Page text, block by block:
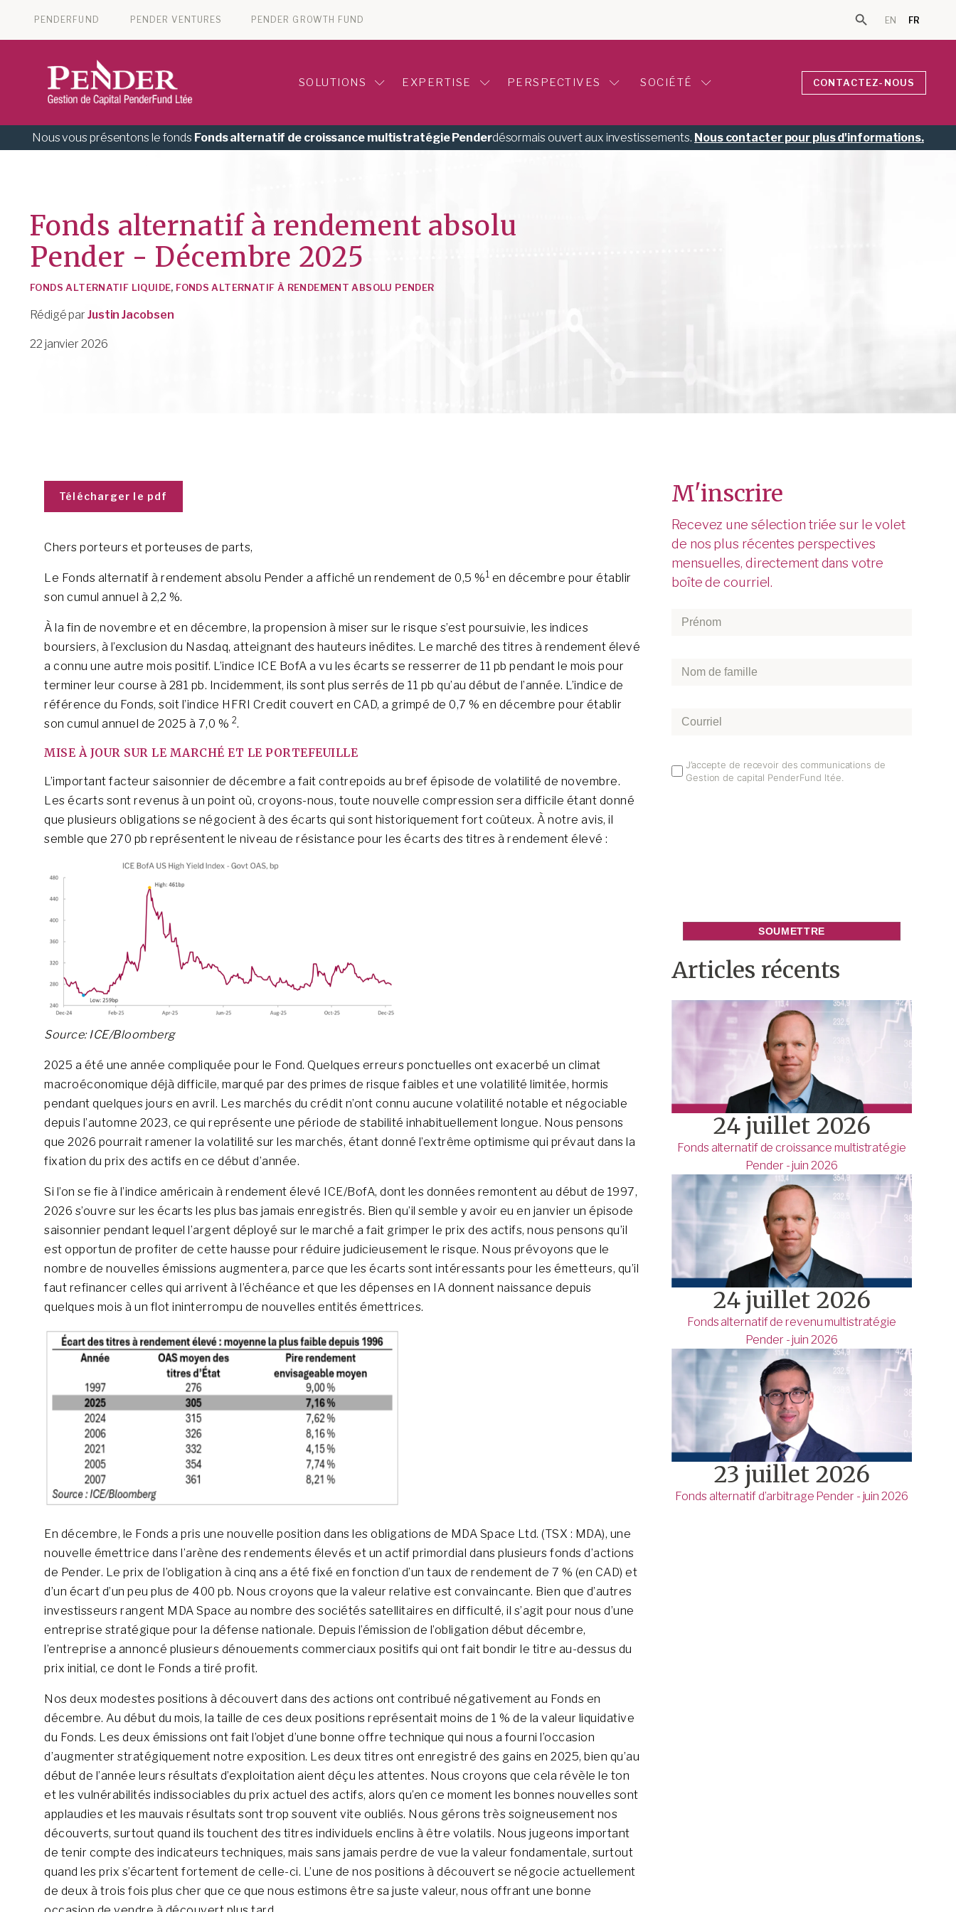
PENDERFUND PENDER VENTURES PENDER GROWTH FUND
Search for:
Search Button
EN FR
SOLUTIONS EXPERTISE PERSPECTIVES SOCIÉTÉ CONTACTEZ-NOUS
Nous vous présentons le fonds Fonds alternatif de croissance multistratégie Penderdésormais ouvert aux investissements. Nous contacter pour plus d'informations.
Fonds alternatif à rendement absolu
Pender - Décembre 2025
FONDS ALTERNATIF LIQUIDE, FONDS ALTERNATIF À RENDEMENT ABSOLU PENDER
Rédigé par Justin Jacobsen
22 janvier 2026
Télécharger le pdf
Chers porteurs et porteuses de parts,
Le Fonds alternatif à rendement absolu Pender a affiché un rendement de 0,5 %1 en décembre pour établir
son cumul annuel à 2,2 %.
À la fin de novembre et en décembre, la propension à miser sur le risque s’est poursuivie, les indices
boursiers, à l’exclusion du Nasdaq, atteignant des hauteurs inédites. Le marché des titres à rendement élevé
a connu une autre mois positif. L’indice ICE BofA a vu les écarts se resserrer de 11 pb pendant le mois pour
terminer leur course à 281 pb. Incidemment, ils sont plus serrés de 11 pb qu’au début de l’année. L’indice de
référence du Fonds, soit l’indice HFRI Credit couvert en CAD, a grimpé de 0,7 % en décembre pour établir
son cumul annuel de 2025 à 7,0 % 2.
MISE À JOUR SUR LE MARCHÉ ET LE PORTEFEUILLE
L’important facteur saisonnier de décembre a fait contrepoids au bref épisode de volatilité de novembre.
Les écarts sont revenus à un point où, croyons-nous, toute nouvelle compression sera difficile étant donné
que plusieurs obligations se négocient à des écarts qui sont historiquement fort coûteux. À notre avis, il
semble que 270 pb représentent le niveau de résistance pour les écarts des titres à rendement élevé :
Source: ICE/Bloomberg
2025 a été une année compliquée pour le Fond. Quelques erreurs ponctuelles ont exacerbé un climat
macroéconomique déjà difficile, marqué par des primes de risque faibles et une volatilité limitée, hormis
pendant quelques jours en avril. Les marchés du crédit n’ont connu aucune volatilité notable et négociable
depuis l’automne 2023, ce qui représente une période de stabilité inhabituellement longue. Nous pensons
que 2026 pourrait ramener la volatilité sur les marchés, étant donné l’extrême optimisme qui prévaut dans la
fixation du prix des actifs en ce début d’année.
Si l’on se fie à l’indice américain à rendement élevé ICE/BofA, dont les données remontent au début de 1997,
2026 s’ouvre sur les écarts les plus bas jamais enregistrés. Bien qu’il semble y avoir eu en janvier un épisode
saisonnier pendant lequel l’argent déployé sur le marché a fait grimper le prix des actifs, nous pensons qu’il
est opportun de profiter de cette hausse pour réduire judicieusement le risque. Nous prévoyons que le
nombre de nouvelles émissions augmentera, parce que les écarts sont intéressants pour les émetteurs, qu’il
faut refinancer celles qui arrivent à l’échéance et que les dépenses en IA donnent naissance depuis
quelques mois à un flot ininterrompu de nouvelles entités émettrices.
En décembre, le Fonds a pris une nouvelle position dans les obligations de MDA Space Ltd. (TSX : MDA), une
nouvelle émettrice dans l’arène des rendements élevés et un actif primordial dans plusieurs fonds d’actions
de Pender. Le prix de l’obligation à cinq ans a été fixé en fonction d’un taux de rendement de 7 % (en CAD) et
d’un écart d’un peu plus de 400 pb. Nous croyons que la valeur relative est convaincante. Bien que d’autres
investisseurs rangent MDA Space au nombre des sociétés satellitaires en difficulté, il s’agit pour nous d’une
entreprise stratégique pour la défense nationale. Depuis l’émission de l’obligation début décembre,
l’entreprise a annoncé plusieurs dénouements commerciaux positifs qui ont fait bondir le titre au-dessus du
prix initial, ce dont le Fonds a tiré profit.
Nos deux modestes positions à découvert dans des actions ont contribué négativement au Fonds en
décembre. Au début du mois, la taille de ces deux positions représentait moins de 1 % de la valeur liquidative
du Fonds. Les deux émissions ont fait l’objet d’une bonne offre technique qui nous a fourni l’occasion
d’augmenter stratégiquement notre exposition. Les deux titres ont enregistré des gains en 2025, bien qu’au
début de l’année leurs résultats d’exploitation aient déçu les attentes. Nous croyons que cela révèle le ton
et les vulnérabilités indissociables du prix actuel des actifs, alors qu’en ce moment les bonnes nouvelles sont
applaudies et les mauvais résultats sont trop souvent vite oubliés. Nous gérons très soigneusement nos
découverts, surtout quand ils touchent des titres individuels enclins à être volatils. Nous jugeons important
de tenir compte des indicateurs techniques, mais sans jamais perdre de vue la valeur fondamentale, surtout
quand les prix s’écartent fortement de celle-ci. L’une de nos positions à découvert se négocie actuellement
de deux à trois fois plus cher que ce que nous estimons être sa juste valeur, nous offrant une bonne
M'inscrire
Recevez une sélection triée sur le volet
de nos plus récentes perspectives
mensuelles, directement dans votre
boîte de courriel.
Prénom*
Nom
Courriel*
Email
Opt
J’accepte de recevoir des communications de
Gestion de capital PenderFund ltée.
Articles récents
24 juillet 2026
Fonds alternatif de croissance multistratégie
Pender - juin 2026
24 juillet 2026
Fonds alternatif de revenu multistratégie
Pender - juin 2026
23 juillet 2026
Fonds alternatif d’arbitrage Pender - juin 2026